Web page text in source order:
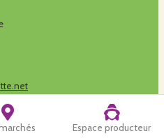
Espace producteur
Alilo